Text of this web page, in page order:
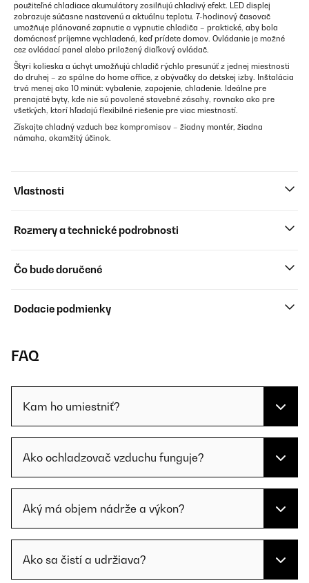
použiteľné chladiace akumulátory zosilňujú chladivý efekt. LED displej
zobrazuje súčasne nastavenú a aktuálnu teplotu. 7-hodinový časovač
umožňuje plánované zapnutie a vypnutie chladiča – praktické, aby bola
domácnosť príjemne vychladená, keď prídete domov. Ovládanie je možné
cez ovládací panel alebo priložený diaľkový ovládač.
Štyri kolieska a úchyt umožňujú chladič rýchlo presunúť z jednej miestnosti
do druhej – zo spálne do home office, z obývačky do detskej izby. Inštalácia
trvá menej ako 10 minút: vybalenie, zapojenie, chladenie. Ideálne pre
prenajaté byty, kde nie sú povolené stavebné zásahy, rovnako ako pre
všetkých, ktorí hľadajú flexibilné riešenie pre viac miestností.
Získajte chladný vzduch bez kompromisov – žiadny montér, žiadna
námaha, okamžitý účinok.
Vlastnosti
Rozmery a technické podrobnosti
Čo bude doručené
Dodacie podmienky
FAQ
Kam ho umiestniť?
Ako ochladzovač vzduchu funguje?
Aký má objem nádrže a výkon?
Ako sa čistí a udržiava?